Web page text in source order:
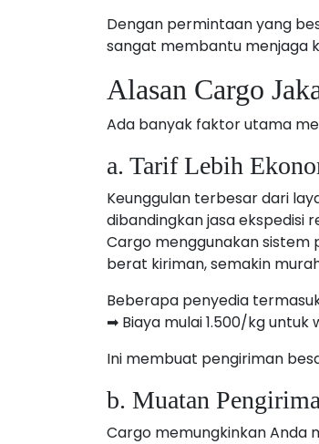
Dengan permintaan yang
sangat membantu menjaga
Alasan Cargo
Ada banyak faktor utama
a. Tarif Lebih
Keunggulan terbesar dari
dibandingkan jasa ekspedisi
Cargo menggunakan sistem
berat kiriman, semakin
Beberapa penyedia
➡ Biaya mulai 1.500/kg
Ini membuat pengiriman
b. Muatan
Cargo memungkinkan Anda